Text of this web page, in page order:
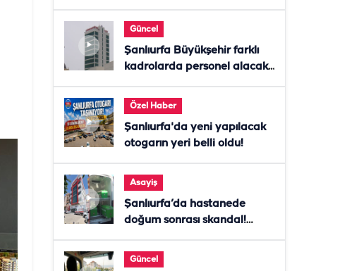
Güncel
Şanlıurfa Büyükşehir farklı
kadrolarda personel alacak!
Özel Haber
Şanlıurfa'da yeni yapılacak
otogarın yeri belli oldu!
Asayiş
Şanlıurfa’da hastanede
doğum sonrası skandal!
Güncel